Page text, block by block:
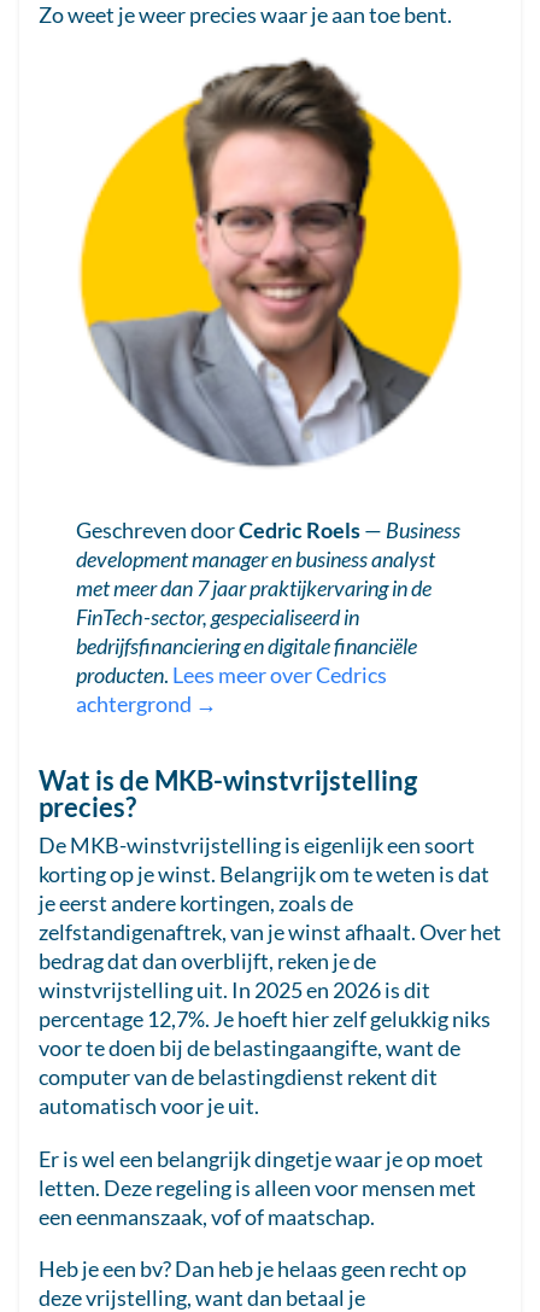
Zo weet je weer precies waar je aan toe bent.
Geschreven doorCedric Roels— Business
development manager en business analyst
met meer dan 7 jaar praktijkervaring in de
FinTech-sector, gespecialiseerd in
bedrijfsfinanciering en digitale financiële
producten. Lees meer over Cedrics
achtergrond →
Wat is de MKB-winstvrijstelling
precies?
De MKB-winstvrijstelling is eigenlijk een soort
korting op je winst. Belangrijk om te weten is dat
je eerst andere kortingen, zoals de
zelfstandigenaftrek, van je winst afhaalt. Over het
bedrag dat dan overblijft, reken je de
winstvrijstelling uit. In 2025 en 2026 is dit
percentage 12,7%. Je hoeft hier zelf gelukkig niks
voor te doen bij de belastingaangifte, want de
computer van de belastingdienst rekent dit
automatisch voor je uit.
Er is wel een belangrijk dingetje waar je op moet
letten. Deze regeling is alleen voor mensen met
een eenmanszaak, vof of maatschap.
Heb je een bv? Dan heb je helaas geen recht op
deze vrijstelling, want dan betaal je